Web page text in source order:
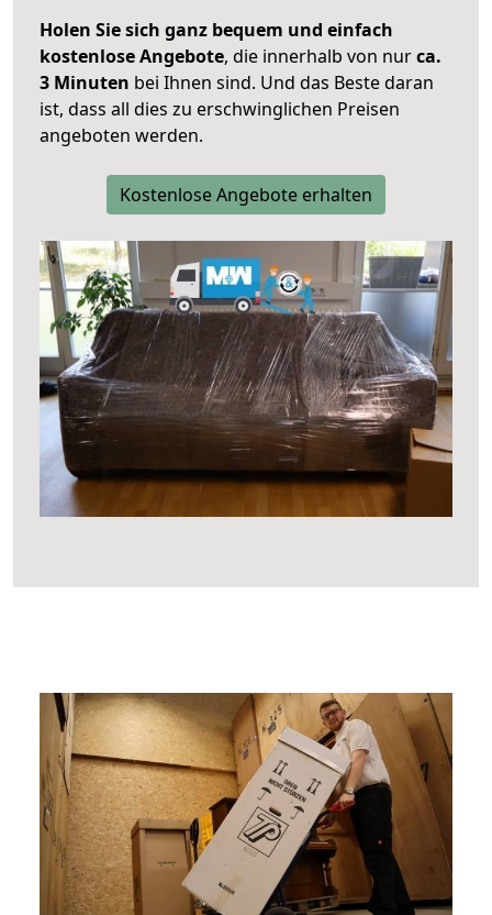
Holen Sie sich ganz bequem und einfach
kostenlose Angebote, die innerhalb von nurca.
3 Minuten bei Ihnen sind. Und das Beste daran
ist, dass all dies zu erschwinglichen Preisen
angeboten werden.
Kostenlose Angebote erhalten